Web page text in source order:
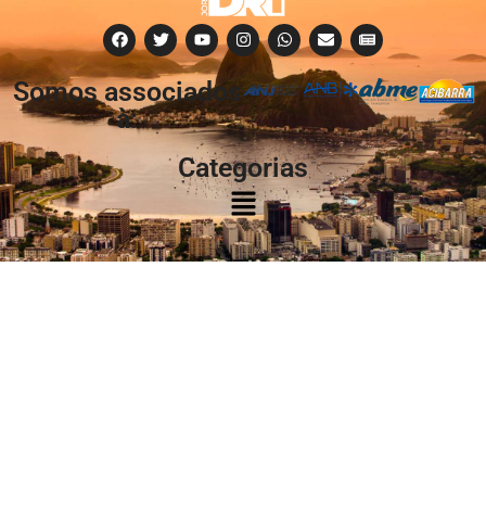
Somos associados
à:
Categorias